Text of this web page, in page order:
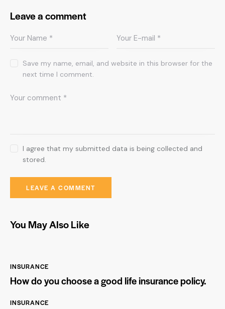
Leave a comment
Save my name, email, and website in this browser for the
next time I comment.
I agree that my submitted data is being collected and
stored.
You May Also Like
INSURANCE
How do you choose a good life insurance policy.
INSURANCE